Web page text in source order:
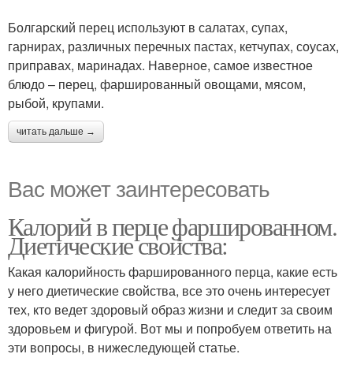
Болгарский перец используют в салатах, супах,
гарнирах, различных перечных пастах, кетчупах, соусах,
приправах, маринадах. Наверное, самое известное
блюдо – перец, фаршированный овощами, мясом,
рыбой, крупами.
читать дальше →
Вас может заинтересовать
Калорий в перце фаршированном.
Диетические свойства:
Какая калорийность фаршированного перца, какие есть
у него диетические свойства, все это очень интересует
тех, кто ведет здоровый образ жизни и следит за своим
здоровьем и фигурой. Вот мы и попробуем ответить на
эти вопросы, в нижеследующей статье.